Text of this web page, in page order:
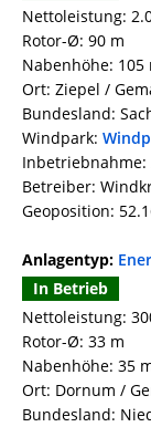
Nettoleistung:
Rotor-Ø: 90 m
Nabenhöhe: 105
Ort: Ziepel /
Bundesland:
Windpark:
Inbetriebnahme:
Betreiber:
Geoposition:
Anlagentyp:
In Betrieb
Nettoleistung:
Rotor-Ø: 33 m
Nabenhöhe: 35
Ort: Dornum /
Bundesland: